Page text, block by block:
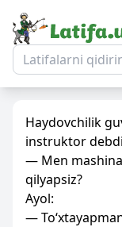
Haydovchilik
instruktor
— Men
qilyapsiz?
Ayol:
—